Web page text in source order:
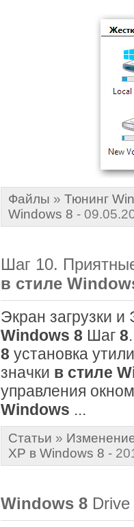
Файлы » Тюнинг
Windows 8 -
Шаг 10.
в стиле
Экран загрузки
Windows 8 Шаг 8
8 установка
значки в стиле
управления
Windows ...
Статьи »
XP в Windows 8 -
Windows 8